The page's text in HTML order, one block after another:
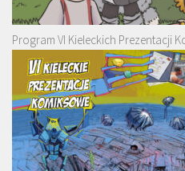
Program VI Kieleckich Prezentacji